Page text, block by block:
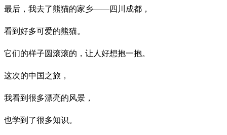
最后，我去了熊猫的家乡——四川成都，
看到好多可爱的熊猫。
它们的样子圆滚滚的，让人好想抱一抱。
这次的中国之旅，
我看到很多漂亮的风景，
也学到了很多知识。